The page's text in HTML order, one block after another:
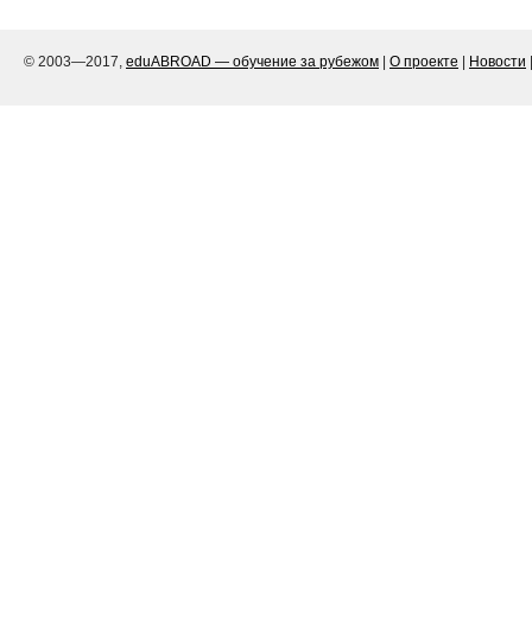
© 2003—2017, eduABROAD — обучение за рубежом О проекте Новости